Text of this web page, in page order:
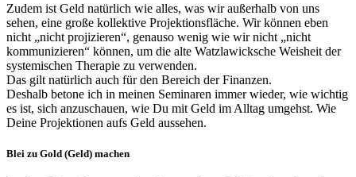
Zudem ist Geld natürlich wie alles, was wir außerhalb von uns
sehen, eine große kollektive Projektionsfläche. Wir können eben
nicht „nicht projizieren“, genauso wenig wie wir nicht „nicht
kommunizieren“ können, um die alte Watzlawicksche Weisheit der
systemischen Therapie zu verwenden.
Das gilt natürlich auch für den Bereich der Finanzen.
Deshalb betone ich in meinen Seminaren immer wieder, wie wichtig
es ist, sich anzuschauen, wie Du mit Geld im Alltag umgehst. Wie
Deine Projektionen aufs Geld aussehen.
Blei zu Gold (Geld) machen